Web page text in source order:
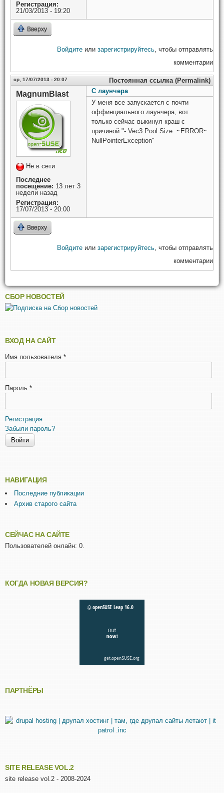
Регистрация:
21/03/2013 - 19:20
Вверху
Войдите или зарегистрируйтесь, чтобы отправлять
комментарии
ср, 17/07/2013 - 20:07 Постоянная ссылка (Permalink)
MagnumBlast
Не в сети
Последнее
посещение: 13 лет 3
недели назад
Регистрация:
17/07/2013 - 20:00
С лаунчера
У меня все запускается с почти
оффинциального лаунчера, вот
только сейчас выкинул краш с
причиной "- Vec3 Pool Size: ~ERROR~
NullPointerException"
Вверху
Войдите или зарегистрируйтесь, чтобы отправлять
комментарии
СБОР НОВОСТЕЙ
ВХОД НА САЙТ
Имя пользователя *
Пароль *
Регистрация
Забыли пароль?
НАВИГАЦИЯ
Последние публикации
Архив старого сайта
СЕЙЧАС НА САЙТЕ
Пользователей онлайн: 0.
КОГДА НОВАЯ ВЕРСИЯ?
ПАРТНЁРЫ
SITE RELEASE VOL.2
site release vol.2 - 2008-2024